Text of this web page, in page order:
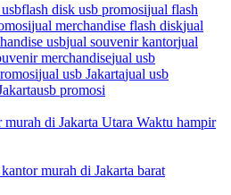
flash disk usb promosijual flash
jual merchandise flash diskjual
usbjual souvenir kantorjual
merchandisejual usb
jual usb Jakartajual usb
usb promosi
di Jakarta Utara Waktu hampir
murah di Jakarta barat